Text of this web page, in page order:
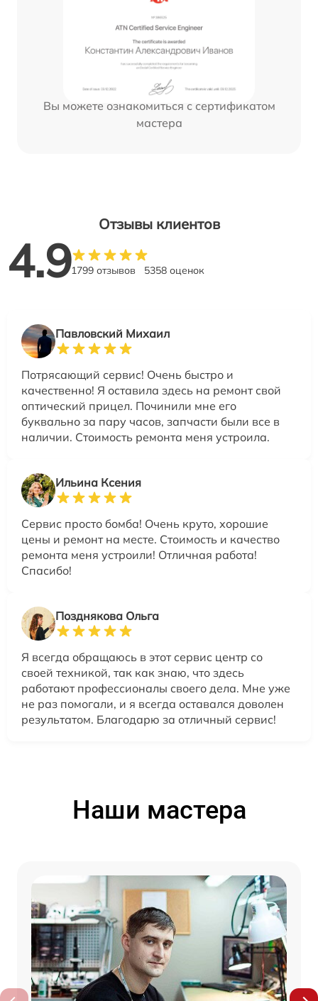
Вы можете ознакомиться с сертификатом
мастера
Отзывы клиентов
4.91799 отзывов 5358 оценок
Павловский Михаил
Потрясающий сервис! Очень быстро и
качественно! Я оставила здесь на ремонт свой
оптический прицел. Починили мне его
буквально за пару часов, запчасти были все в
наличии. Стоимость ремонта меня устроила.
Ильина Ксения
Сервис просто бомба! Очень круто, хорошие
цены и ремонт на месте. Стоимость и качество
ремонта меня устроили! Отличная работа!
Спасибо!
Позднякова Ольга
Я всегда обращаюсь в этот сервис центр со
своей техникой, так как знаю, что здесь
работают профессионалы своего дела. Мне уже
не раз помогали, и я всегда оставался доволен
результатом. Благодарю за отличный сервис!
Наши мастера